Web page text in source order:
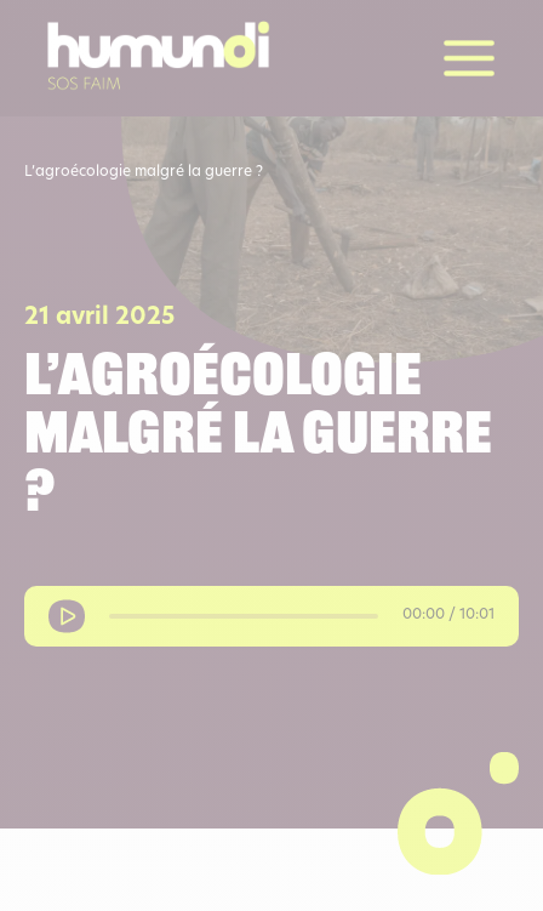
L’agroécologie malgré la guerre ?
21 avril 2025
L’agroécologie
malgré la guerre
?
00:00 / 10:01